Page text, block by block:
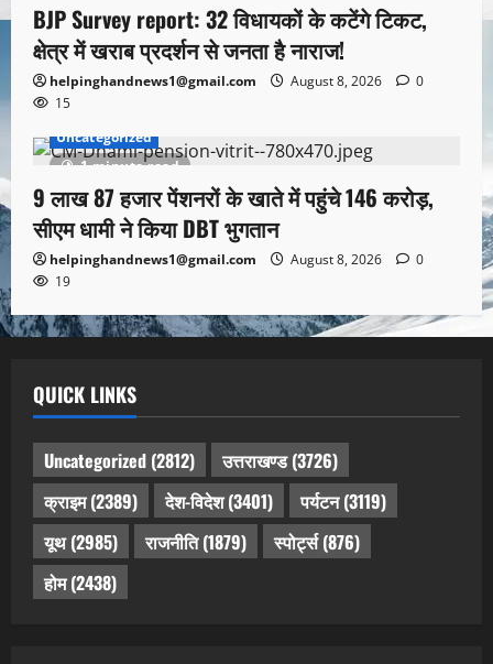
BJP Survey report: 32 विधायकों के कटेंगे टिकट,
क्षेत्र में खराब प्रदर्शन से जनता है नाराज!
helpinghandnews1@gmail.com August 8, 2026
0
15
1 minute read
Uncategorized
9 लाख 87 हजार पेंशनरों के खाते में पहुंचे 146 करोड़,
सीएम धामी ने किया DBT भुगतान
helpinghandnews1@gmail.com August 8, 2026
0
19
QUICK LINKS
Uncategorized (2812) उत्तराखण्ड(3726)
क्राइम(2389) देश-विदेश(3401) पर्यटन(3119)
यूथ(2985) राजनीति(1879) स्पोर्ट्स(876)
होम(2438)